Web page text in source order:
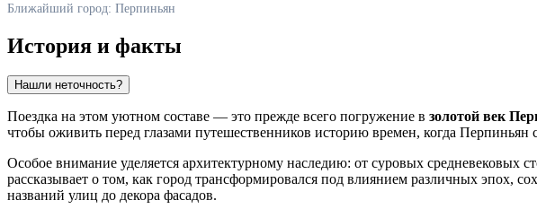
Ближайший город: Перпиньян
История и факты
Нашли неточность?
Поездка на этом уютном составе — это прежде всего погружение в золотой век
чтобы оживить перед глазами путешественников историю времен, когда
Особое внимание уделяется архитектурному наследию: от суровых средневековых
рассказывает о том, как город трансформировался под влиянием различных эпох,
названий улиц до декора фасадов.